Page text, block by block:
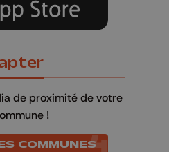
de proximité de votre
!
COMMUNES